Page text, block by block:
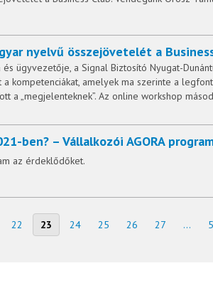
nyelvű összejövetelét a
ügyvezetője, a Signal Biztosító Nyugat-
kompetenciákat, amelyek ma szerinte a
a „megjelenteknek”. Az online workshop
ben? – Vállalkozói AGORA
az érdeklődőket.
22 23 24 25 26 27 ...